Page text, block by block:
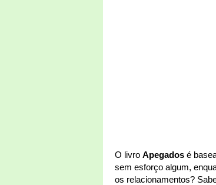
O livro Apegados é
sem esforço algum,
os relacionamentos?